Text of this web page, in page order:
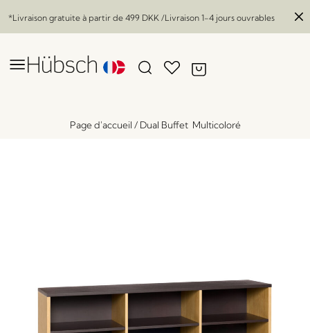
*Livraison gratuite à partir de 499 DKK /Livraison 1-4 jours ouvrables
Page d'accueil / Dual Buffet Multicoloré